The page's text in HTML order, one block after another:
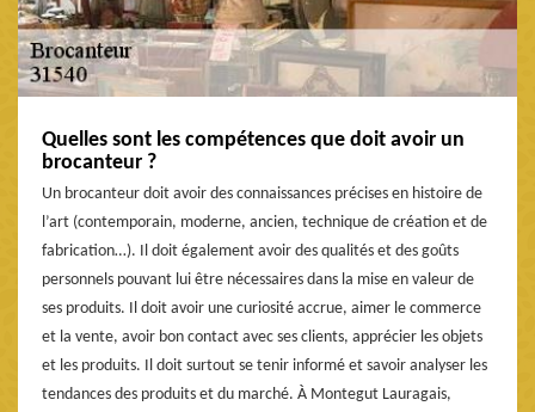
Quelles sont les compétences que doit avoir un
brocanteur ?
Un brocanteur doit avoir des connaissances précises en histoire de
l’art (contemporain, moderne, ancien, technique de création et de
fabrication…). Il doit également avoir des qualités et des goûts
personnels pouvant lui être nécessaires dans la mise en valeur de
ses produits. Il doit avoir une curiosité accrue, aimer le commerce
et la vente, avoir bon contact avec ses clients, apprécier les objets
et les produits. Il doit surtout se tenir informé et savoir analyser les
tendances des produits et du marché. À Montegut Lauragais,